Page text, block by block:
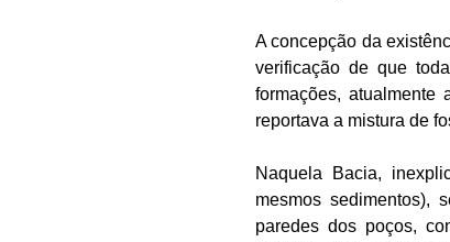
A concepção da
verificação de que
formações,
reportava a mistura de
Naquela Bacia,
mesmos sedimentos),
paredes dos poços,